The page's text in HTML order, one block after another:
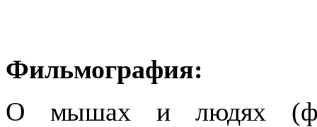
Фильмография:
О мышах и людях